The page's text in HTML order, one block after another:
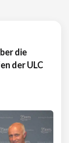
die
der ULC